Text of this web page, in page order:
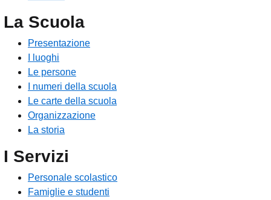
La Scuola
Presentazione
I luoghi
Le persone
I numeri della scuola
Le carte della scuola
Organizzazione
La storia
I Servizi
Personale scolastico
Famiglie e studenti